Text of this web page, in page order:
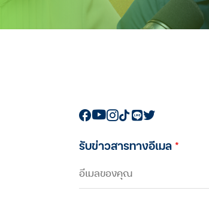
รับข่าวสารทางอีเมล*